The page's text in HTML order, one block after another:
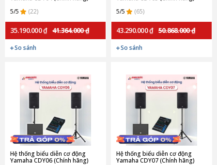
5/5
(22)
35.190.000 ₫ 41.364.000 ₫
So sánh
5/5
(65)
43.290.000 ₫ 50.868.000 ₫
So sánh
Hệ thống biểu diễn cơ động
Yamaha CDY06 (Chính hãng)
Hệ thống biểu diễn cơ động
Yamaha CDY07 (Chính hãng)